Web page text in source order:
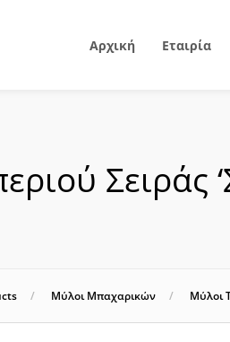
Αρχική Εταιρία
Σειράς
Μύλοι Μπαχαρικών Μύλοι